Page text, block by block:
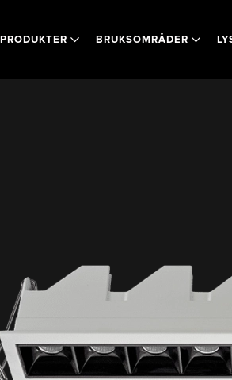
PRODUKTER BRUKSOMRÅDER